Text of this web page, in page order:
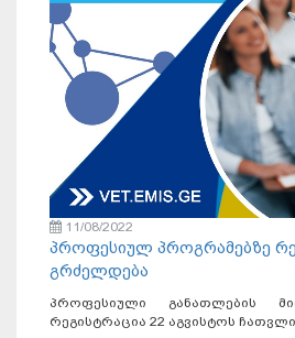
11/08/2022
პროფესიულ პროგრამებზე
გრძელდება
პროფესიული განათლების
რეგისტრაცია 22 აგვისტოს